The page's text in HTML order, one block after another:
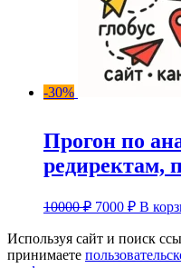
-30%
Прогон по
редиректам,
10000₽
составляла
10000 ₽.
7000 ₽
цена:
7000 ₽.
В
Используя сайт и поиск
принимаете